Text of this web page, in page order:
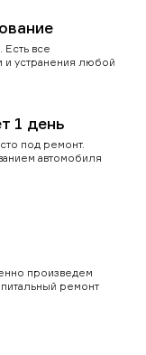
все
и устранения любой
1 день
под ремонт.
автомобиля
произведем
ремонт